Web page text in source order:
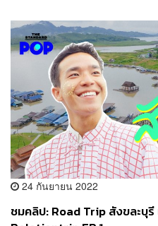
24 กันยายน 2022
ชมคลิป: Road Trip สังขละบุ